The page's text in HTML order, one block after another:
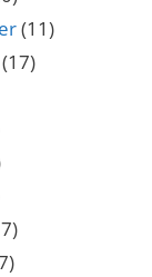
(11)
(17)